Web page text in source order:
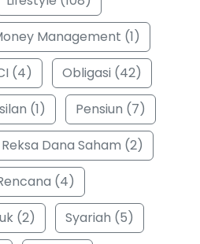
Management (1)
(4)
Obligasi (42)
(1)
Pensiun (7)
Reksa Dana Saham (2)
(4)
(2)
Syariah (5)